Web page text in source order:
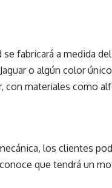
se fabricará a medida
o algún color
con materiales como
los clientes
que tendrá un